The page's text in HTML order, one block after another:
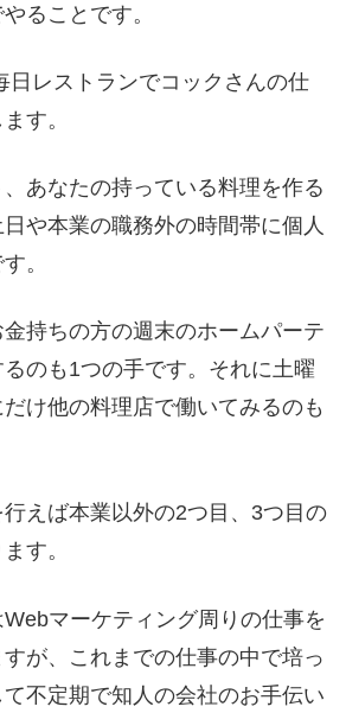
ることです。
日レストランでコックさんの仕
す。
あなたの持っている料理を作る
や本業の職務外の時間帯に個人
。
持ちの方の週末のホームパーテ
のも1つの手です。それに土曜
け他の料理店で働いてみるのも
えば本業以外の2つ目、3つ目の
す。
マーケティング周りの仕事を
が、これまでの仕事の中で培っ
不定期で知人の会社のお手伝い